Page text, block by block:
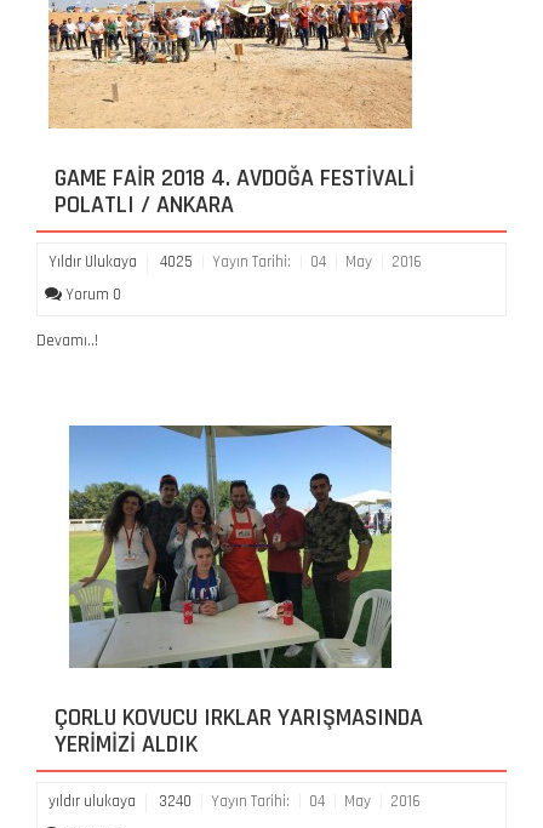
GAME FAIR 2018 4. AVDOĞA FESTIVALI
POLATLI / ANKARA
Yıldır Ulukaya 4025 Yayın Tarihi: 04 May
2016
Yorum 0
Devamı..!
ÇORLU KOVUCU IRKLAR YARIŞMASINDA
YERIMIZI ALDIK
yıldır ulukaya 3240 Yayın Tarihi: 04 May
2016